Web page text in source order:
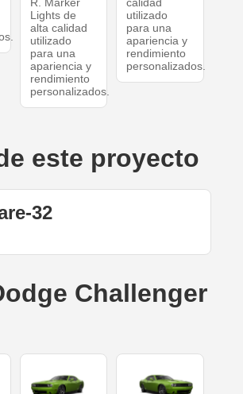
R. Marker
Lights de
alta calidad
utilizado
para una
apariencia y
rendimiento
personalizados.
calidad
utilizado
para una
apariencia y
rendimiento
personalizados.
este proyecto
32
Challenger